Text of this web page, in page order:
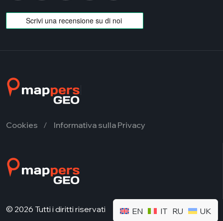
Cookies Informativa sulla Privacy
© 2026 Tutti i diritti riservati EN IT RU UK